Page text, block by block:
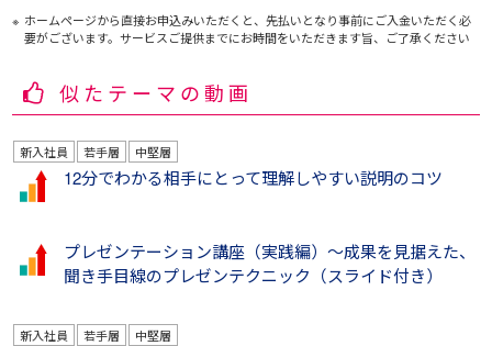
ホームページから直接お申込みいただくと、先払いとなり事前にご入金いただく必
要がございます。サービスご提供までにお時間をいただきます旨、ご了承ください
似たテーマの動画
新入社員 若手層 中堅層
12分でわかる相手にとって理解しやすい説明のコツ
プレゼンテーション講座（実践編）～成果を見据えた、
聞き手目線のプレゼンテクニック（スライド付き）
新入社員 若手層 中堅層